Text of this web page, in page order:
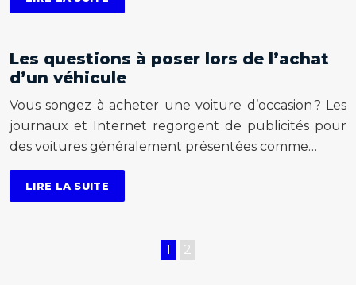
Les questions à poser lors de l’achat
d’un véhicule
Vous songez à acheter une voiture d’occasion ? Les
journaux et Internet regorgent de publicités pour
des voitures généralement présentées comme…
LIRE LA SUITE
1 2